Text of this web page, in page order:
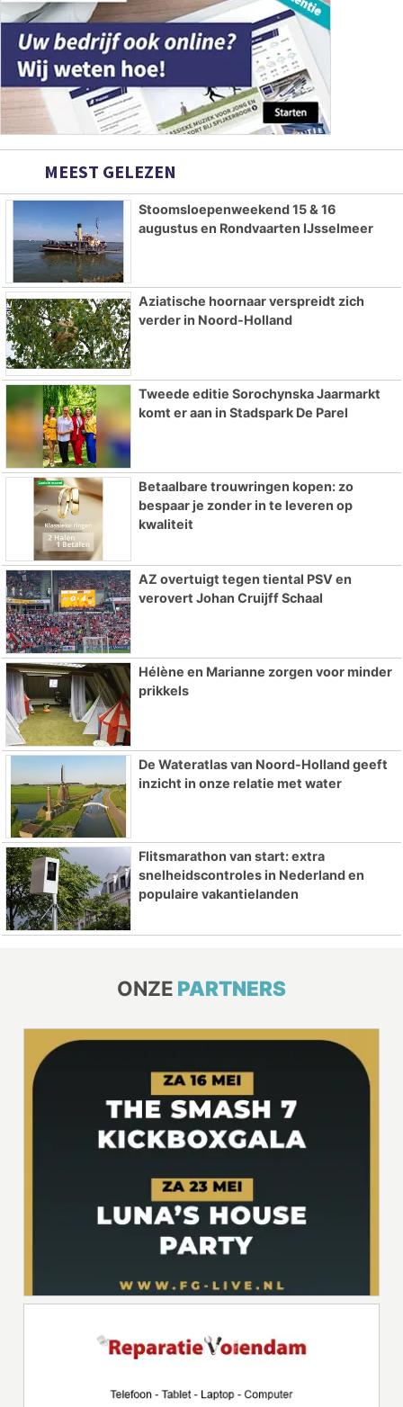
MEEST GELEZEN
Stoomsloepenweekend 15 & 16
augustus en Rondvaarten IJsselmeer
Aziatische hoornaar verspreidt zich
verder in Noord-Holland
Tweede editie Sorochynska Jaarmarkt
komt er aan in Stadspark De Parel
Betaalbare trouwringen kopen: zo
bespaar je zonder in te leveren op
kwaliteit
AZ overtuigt tegen tiental PSV en
verovert Johan Cruijff Schaal
Hélène en Marianne zorgen voor minder
prikkels
De Wateratlas van Noord-Holland geeft
inzicht in onze relatie met water
Flitsmarathon van start: extra
snelheidscontroles in Nederland en
populaire vakantielanden
ONZE PARTNERS